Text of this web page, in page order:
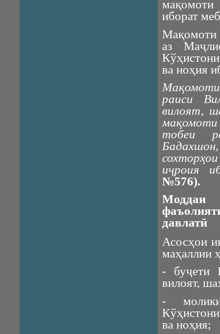
иборат
Мақомоти
аз
ва ноҳия
Мақомоти
раиси
вилоят,
тобеи
иҷроия
№576).
Моддаи
давлатӣ
Асосҳои
маҳаллии
- буҷети
вилоят,
-
ва ноҳия;